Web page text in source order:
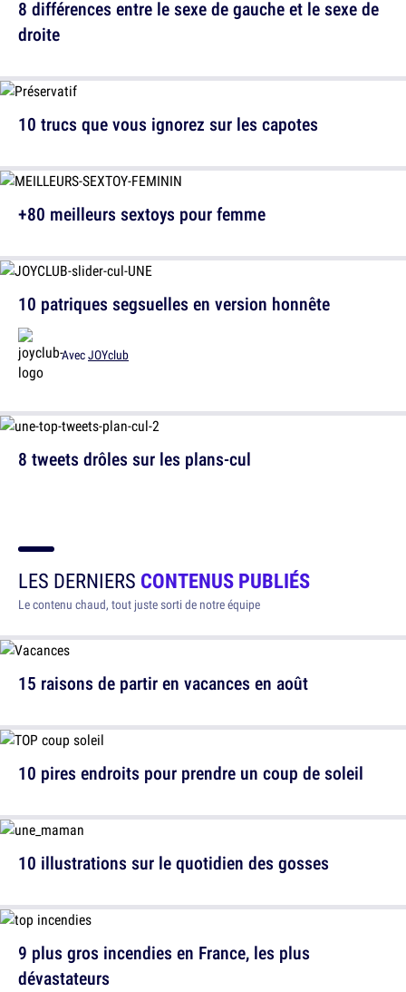
8 différences entre le sexe de gauche et le sexe de
droite
+80 meilleurs sextoys pour femme
8 tweets drôles sur les plans-cul
10 trucs que vous ignorez sur les capotes
10 patriques segsuelles en version honnête
AvecJOYclub
LES DERNIERS CONTENUS PUBLIÉS
Le contenu chaud, tout juste sorti de notre équipe
15 raisons de partir en vacances en août
10 illustrations sur le quotidien des gosses
10 pires endroits pour prendre un coup de soleil
9 plus gros incendies en France, les plus
dévastateurs